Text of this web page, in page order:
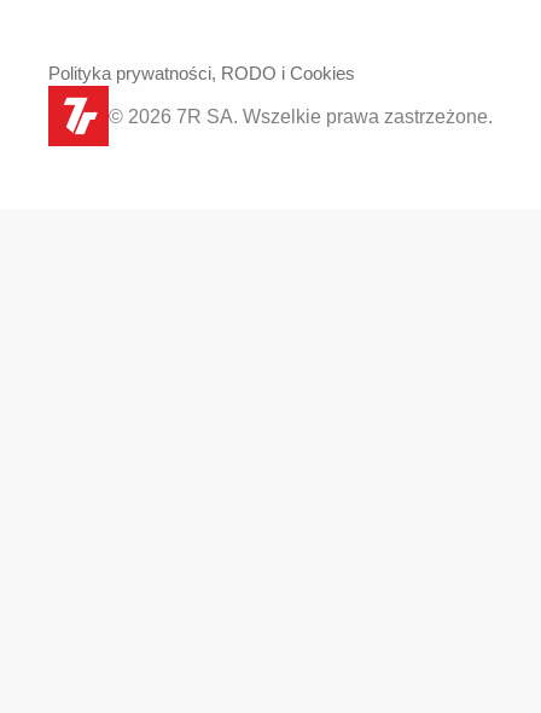
© 2026 7R SA. Wszelkie prawa zastrzeżone.
Polityka prywatności, RODO i Cookies